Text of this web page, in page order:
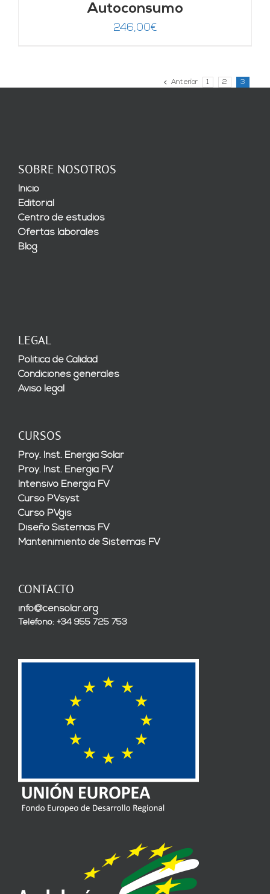
Autoconsumo
246,00€
Anterior 1 2 3
SOBRE NOSOTROS
Inicio
Editorial
Centro de estudios
Ofertas laborales
Blog
LEGAL
Política de Calidad
Condiciones generales
Aviso legal
CURSOS
Proy. Inst. Energía Solar
Proy. Inst. Energía FV
Intensivo Energía FV
Curso PVsyst
Curso PVgis
Diseño Sistemas FV
Mantenimiento de Sistemas FV
CONTACTO
info@censolar.org
Teléfono: +34 955 725 753